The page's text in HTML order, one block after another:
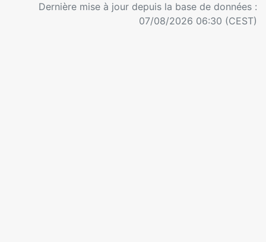
Dernière mise à jour depuis la base de données :
07/08/2026 06:30 (CEST)